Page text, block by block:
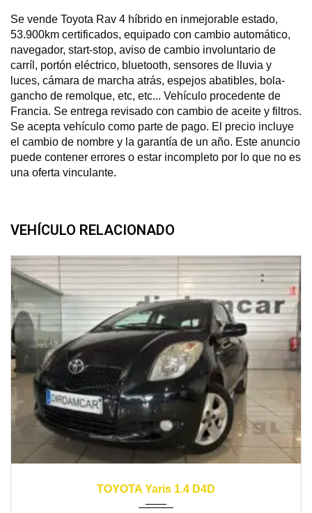
Se vende Toyota Rav 4 híbrido en inmejorable estado,
53.900km certificados, equipado con cambio automático,
navegador, start-stop, aviso de cambio involuntario de
carríl, portón eléctrico, bluetooth, sensores de lluvia y
luces, cámara de marcha atrás, espejos abatibles, bola-
gancho de remolque, etc, etc... Vehículo procedente de
Francia. Se entrega revisado con cambio de aceite y filtros.
Se acepta vehículo como parte de pago. El precio incluye
el cambio de nombre y la garantía de un año. Este anuncio
puede contener errores o estar incompleto por lo que no es
una oferta vinculante.
VEHÍCULO RELACIONADO
TOYOTA Yaris 1.4 D4D